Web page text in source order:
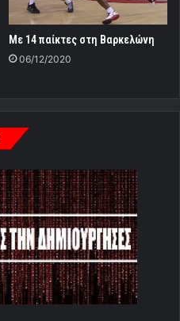
Με 14 παίκτες στη Βαρκελώνη
06/12/2020